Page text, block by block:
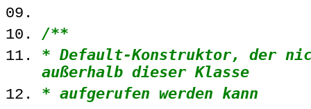
/**
* Default-Konstruktor, der
außerhalb dieser Klasse
* aufgerufen werden kann